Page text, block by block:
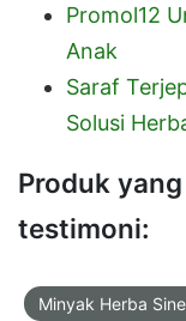
Promol12
Anak
Saraf
Solusi
Produk
testimoni:
Minyak Herba